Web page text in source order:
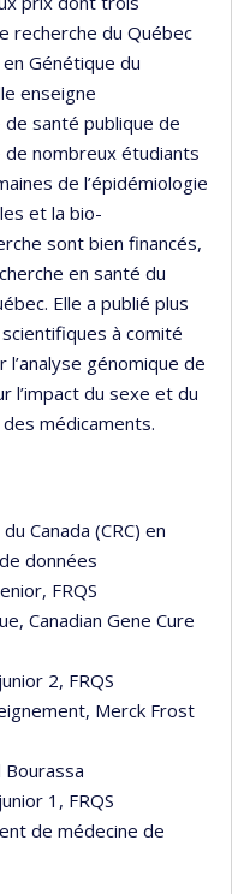
recherche du Québec
Génétique du
enseigne
de santé publique de
nombreux étudiants
de l’épidémiologie
et la bio-
sont bien financés,
en santé du
Elle a publié plus
à comité
génomique de
l’impact du sexe et du
médicaments.
Canada (CRC) en
données
FRQS
Canadian Gene Cure
2, FRQS
Merck Frost
1, FRQS
de médecine de